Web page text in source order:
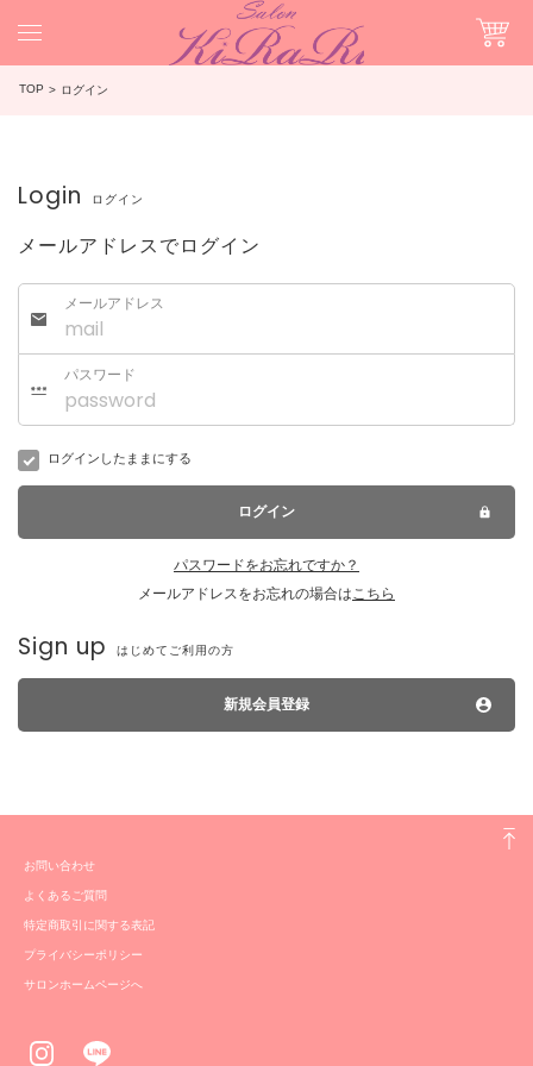
TOP ログイン
Login ログイン
メールアドレスでログイン
メールアドレス
パスワード
ログインしたままにする
ログイン
パスワードをお忘れですか？
メールアドレスをお忘れの場合はこちら
Sign up はじめてご利用の方
新規会員登録
お問い合わせ
よくあるご質問
特定商取引に関する表記
プライバシーポリシー
サロンホームページへ